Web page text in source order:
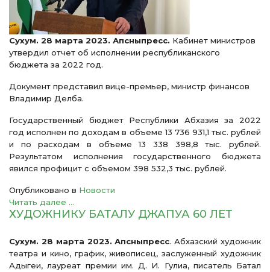
Сухум. 28 марта 2023. Апсныпресс. Кабинет министров
утвердил отчет об исполнении республиканского
бюджета за 2022 год.
Документ представил вице-премьер, министр финансов
Владимир Делба.
Государственный бюджет Республики Абхазия за 2022
год исполнен по доходам в объеме 13 736 931,1 тыс. рублей
и по расходам в объеме 13 338 398,8 тыс. рублей.
Результатом исполнения государственного бюджета
явился профицит с объемом 398 532,3 тыс. рублей.
Опубликовано в Новости
Читать далее ...
ХУДОЖНИКУ БАТАЛУ ДЖАПУА 60 ЛЕТ
Сухум. 28 марта 2023. Апсныпресс. Абхазский художник
театра и кино, график, живописец, заслуженный художник
Адыгеи, лауреат премии им. Д. И. Гулиа, писатель Батал